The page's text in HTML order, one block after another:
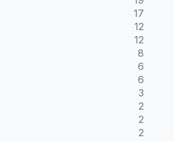
17
12
12
8
6
6
3
2
2
2